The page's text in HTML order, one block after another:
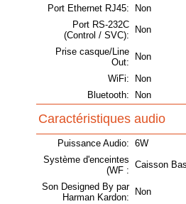
Port Ethernet RJ45:
Non
Port RS-232C
(Control / SVC):
Non
Prise casque/Line
Out:
Non
WiFi:
Non
Bluetooth:
Non
Caractéristiques audio
Puissance Audio: 6W
Système d'enceintes
(WF :
Caisson
Son Designed By par
Harman Kardon:
Non